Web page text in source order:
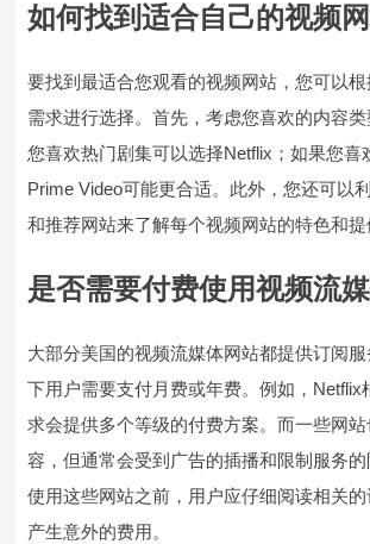
如何找到适合自己的视频
要找到最适合您观看的视频网站，您可以
需求进行选择。首先，考虑您喜欢的内容
您喜欢热门剧集可以选择Netflix；如果您喜
Prime Video可能更合适。此外，您还可以
和推荐网站来了解每个视频网站的特色和提
是否需要付费使用视频流
大部分美国的视频流媒体网站都提供订阅
下用户需要支付月费或年费。例如，Netflix
求会提供多个等级的付费方案。而一些网
容，但通常会受到广告的插播和限制服务
使用这些网站之前，用户应仔细阅读相关
产生意外的费用。